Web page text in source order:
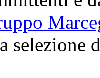
selezione